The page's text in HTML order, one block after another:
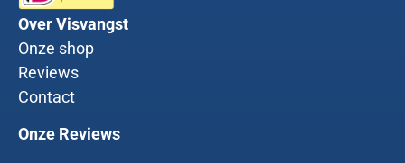
Over Visvangst
Onze shop
Reviews
Contact
Onze Reviews